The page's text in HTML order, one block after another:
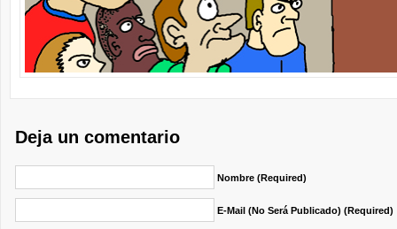
Deja un comentario
Nombre (required)
E-Mail (no Será Publicado) (required)